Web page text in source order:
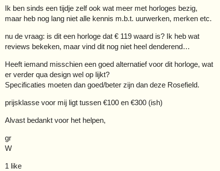
Ik ben sinds een tijdje zelf ook wat meer met horloges bezig,
maar heb nog lang niet alle kennis m.b.t. uurwerken, merken etc.
nu de vraag: is dit een horloge dat € 119 waard is? Ik heb wat
reviews bekeken, maar vind dit nog niet heel denderend…
Heeft iemand misschien een goed alternatief voor dit horloge, wat
er verder qua design wel op lijkt?
Specificaties moeten dan goed/beter zijn dan deze Rosefield.
prijsklasse voor mij ligt tussen €100 en €300 (ish)
Alvast bedankt voor het helpen,
gr
W
1 like